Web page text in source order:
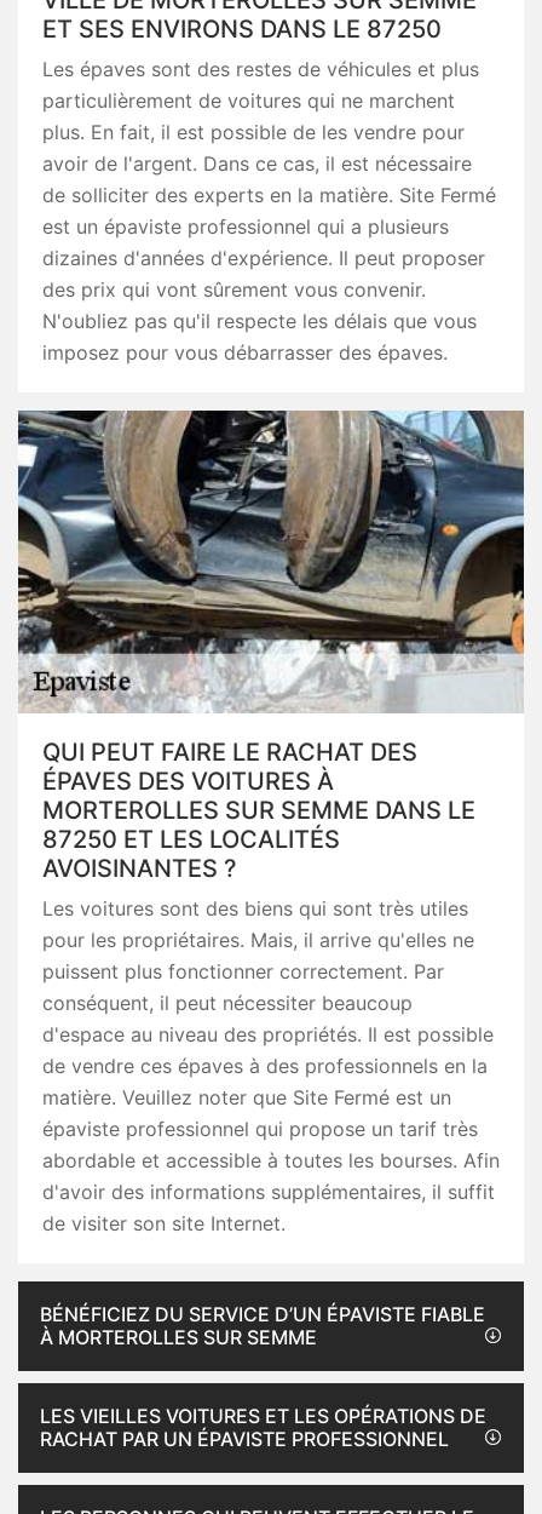
ET SES ENVIRONS DANS LE 87250
Les épaves sont des restes de véhicules et plus
particulièrement de voitures qui ne marchent
plus. En fait, il est possible de les vendre pour
avoir de l'argent. Dans ce cas, il est nécessaire
de solliciter des experts en la matière. Site Fermé
est un épaviste professionnel qui a plusieurs
dizaines d'années d'expérience. Il peut proposer
des prix qui vont sûrement vous convenir.
N'oubliez pas qu'il respecte les délais que vous
imposez pour vous débarrasser des épaves.
QUI PEUT FAIRE LE RACHAT DES
ÉPAVES DES VOITURES À
MORTEROLLES SUR SEMME DANS LE
87250 ET LES LOCALITÉS
AVOISINANTES ?
Les voitures sont des biens qui sont très utiles
pour les propriétaires. Mais, il arrive qu'elles ne
puissent plus fonctionner correctement. Par
conséquent, il peut nécessiter beaucoup
d'espace au niveau des propriétés. Il est possible
de vendre ces épaves à des professionnels en la
matière. Veuillez noter que Site Fermé est un
épaviste professionnel qui propose un tarif très
abordable et accessible à toutes les bourses. Afin
d'avoir des informations supplémentaires, il suffit
de visiter son site Internet.
BÉNÉFICIEZ DU SERVICE D’UN ÉPAVISTE FIABLE
À MORTEROLLES SUR SEMME
LES VIEILLES VOITURES ET LES OPÉRATIONS DE
RACHAT PAR UN ÉPAVISTE PROFESSIONNEL